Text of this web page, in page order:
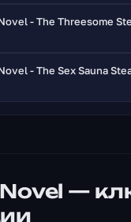
- The Threesome
- The Sex Sauna
—